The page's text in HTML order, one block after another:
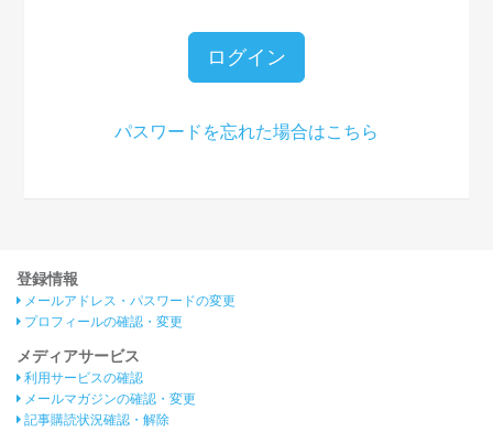
ログイン
パスワードを忘れた場合はこちら
登録情報
メールアドレス・パスワードの変更
プロフィールの確認・変更
メディアサービス
利用サービスの確認
メールマガジンの確認・変更
記事購読状況確認・解除